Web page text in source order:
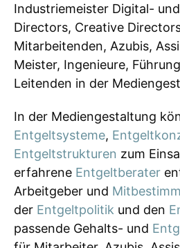
Industriemeister Digital-
Directors, Creative
Mitarbeitenden, Azubis,
Meister, Ingenieure,
Leitenden in der
In der Mediengestaltung
Entgeltsysteme,
Entgeltstrukturen zum
erfahrene Entgeltberater
Arbeitgeber und
der Entgeltpolitik und den
passende Gehalts- und